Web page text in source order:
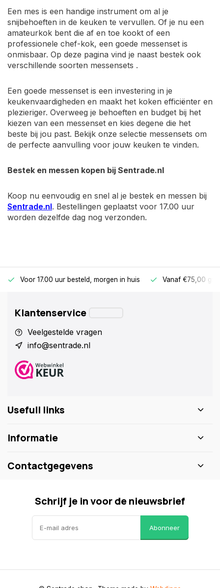
Een mes is een handige instrument om al je
snijbehoeften in de keuken te vervullen. Of je nu een
amateurkok bent die af en toe kookt of een
professionele chef-kok, een goede messenset is
onmisbaar. Op deze pagina vind je naast bestek ook
verschillende soorten messensets .
Een goede messenset is een investering in je
keukenvaardigheden en maakt het koken efficiënter en
plezieriger. Overweeg je behoeften en budget bij het
kiezen van een messenset en kies degene die het
beste bij jou past. Bekijk onze selectie messensets om
de perfecte aanvulling voor jouw keuken te vinden.
Bestek en messen kopen bij Sentrade.nl
Koop nu eenvoudig en snel al je bestek en messen bij
Sentrade.nl. Bestellingen geplaatst voor 17.00 uur
worden dezelfde dag nog verzonden.
Voor 17.00 uur besteld, morgen in huis Vanaf €75,00
Klantenservice
Veelgestelde vragen
info@sentrade.nl
Usefull links
Informatie
Contactgegevens
Schrijf je in voor de nieuwsbrief
Abonneer